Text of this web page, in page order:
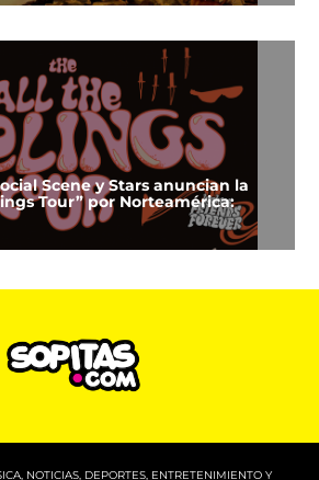
Scene y Stars anuncian la
Tour” por Norteamérica:
NOTICIAS, DEPORTES, ENTRETENIMIENTO Y